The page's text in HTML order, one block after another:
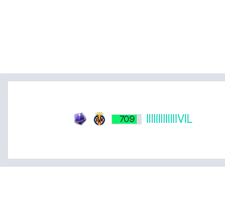
709 IIIIIIIIIIIIIVIL